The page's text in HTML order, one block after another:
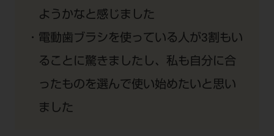
ようかなと感じました
電動歯ブラシを使っている人が3割もい
ることに驚きましたし、私も自分に合
ったものを選んで使い始めたいと思い
ました